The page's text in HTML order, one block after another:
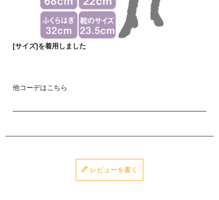
[サイズ]を着用しました
他コーデはこちら
レビューを書く